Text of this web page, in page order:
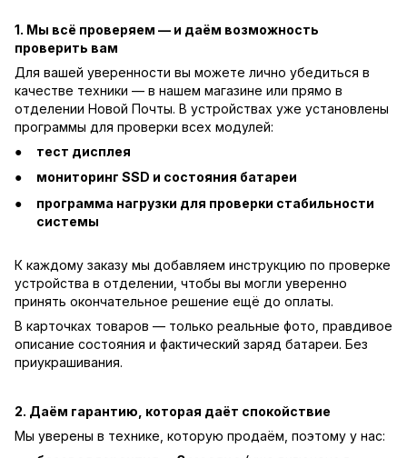
1. Мы всё проверяем — и даём возможность
проверить вам
Для вашей уверенности вы можете лично убедиться в
качестве техники — в нашем магазине или прямо в
отделении Новой Почты. В устройствах уже установлены
программы для проверки всех модулей:
тест дисплея
мониторинг SSD и состояния батареи
программа нагрузки для проверки стабильности
системы
К каждому заказу мы добавляем инструкцию по проверке
устройства в отделении, чтобы вы могли уверенно
принять окончательное решение ещё до оплаты.
В карточках товаров — только реальные фото, правдивое
описание состояния и фактический заряд батареи. Без
приукрашивания.
2. Даём гарантию, которая даёт спокойствие
Мы уверены в технике, которую продаём, поэтому у нас: